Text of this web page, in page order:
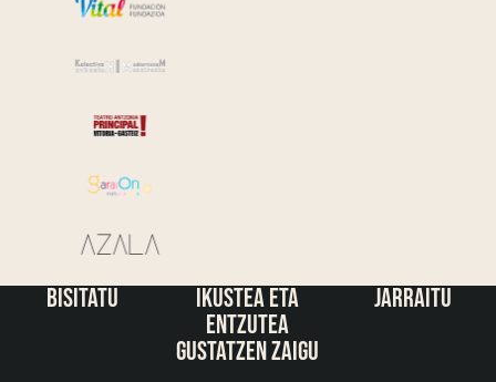
bisitatu
ikustea eta
entzutea
gustatzen zaigu
jarraitu